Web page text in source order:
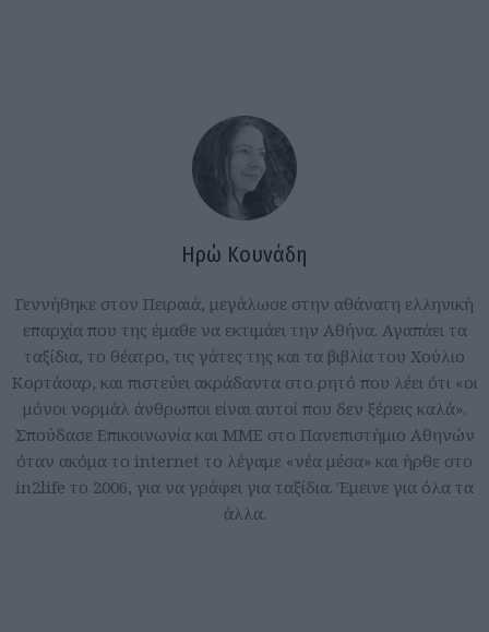
Ηρώ Κουνάδη
Γεννήθηκε στον Πειραιά, μεγάλωσε στην αθάνατη ελληνική
επαρχία που της έμαθε να εκτιμάει την Αθήνα. Αγαπάει τα
ταξίδια, το θέατρο, τις γάτες της και τα βιβλία του Χούλιο
Κορτάσαρ, και πιστεύει ακράδαντα στο ρητό που λέει ότι «οι
μόνοι νορμάλ άνθρωποι είναι αυτοί που δεν ξέρεις καλά».
Σπούδασε Επικοινωνία και ΜΜΕ στο Πανεπιστήμιο Αθηνών
όταν ακόμα το internet το λέγαμε «νέα μέσα» και ήρθε στο
in2life το 2006, για να γράφει για ταξίδια. Έμεινε για όλα τα
άλλα.